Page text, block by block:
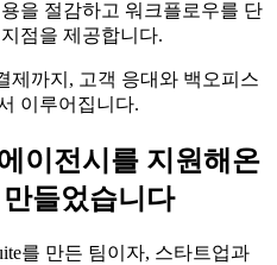
을 절감하고 워크플로우를 단
점을 제공합니다.
제까지, 고객 응대와 백오피스
이루어집니다.
이전시를 지원해온
들었습니다
를 만든 팀이자, 스타트업과